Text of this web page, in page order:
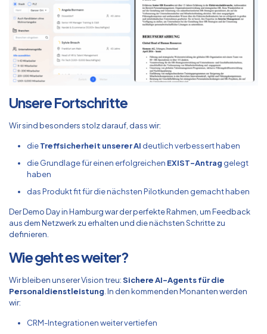
Unsere Fortschritte
Wir sind besonders stolz darauf, dass wir:
dieTreffsicherheit unserer AI deutlich verbessert haben
die Grundlage für einen erfolgreichen EXIST-Antrag gelegt
haben
das Produkt fit für die nächsten Pilotkunden gemacht haben
Der Demo Day in Hamburg war der perfekte Rahmen, um Feedback
aus dem Netzwerk zu erhalten und die nächsten Schritte zu
definieren.
Wie geht es weiter?
Wir bleiben unserer Vision treu:Sichere AI-Agents für die
Personaldienstleistung . In den kommenden Monanten werden
wir:
CRM-Integrationen weiter vertiefen